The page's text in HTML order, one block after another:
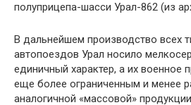
полуприцепа-шасси Урал-862 (из
В дальнейшем производство всех
автопоездов Урал носило
единичный характер, а их военное
еще более ограниченным и менее
аналогичной «массовой»